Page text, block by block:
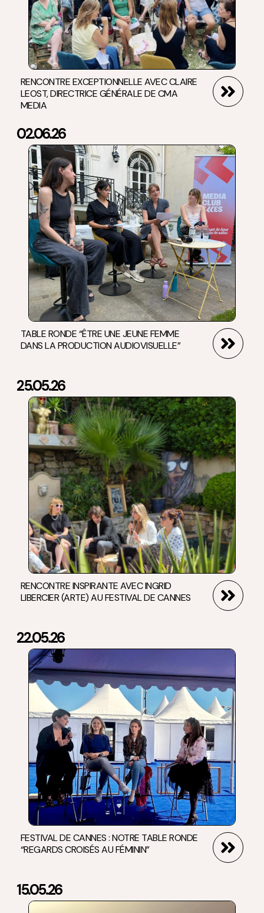
RENCONTRE EXCEPTIONNELLE AVEC CLAIRE
LEOST, DIRECTRICE GÉNÉRALE DE CMA
MEDIA
02.06.26
TABLE RONDE “ÊTRE UNE JEUNE FEMME
DANS LA PRODUCTION AUDIOVISUELLE”
25.05.26
RENCONTRE INSPIRANTE AVEC INGRID
LIBERCIER (ARTE) AU FESTIVAL DE CANNES
22.05.26
FESTIVAL DE CANNES : NOTRE TABLE RONDE
“REGARDS CROISÉS AU FÉMININ”
15.05.26